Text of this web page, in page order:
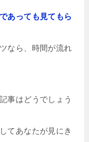
あっても見てもら
なら、時間が流れ
事はどうでしょう
てあなたが見にき